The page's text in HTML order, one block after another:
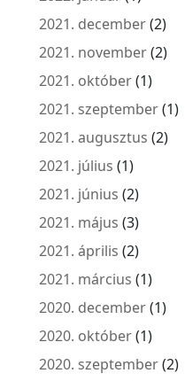
2021. december(2)
2021. november(2)
2021. október(1)
2021. szeptember(1)
2021. augusztus (2)
2021. július (1)
2021. június (2)
2021. május (3)
2021. április (2)
2021. március (1)
2020. december(1)
2020. október(1)
2020. szeptember(2)